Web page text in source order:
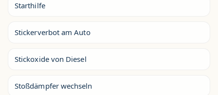
Starthilfe
Stickerverbot am Auto
Stickoxide von Diesel
Stoßdämpfer wechseln